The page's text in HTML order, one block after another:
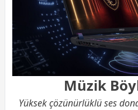
Müzik
Yüksek çözünürlüklü ses